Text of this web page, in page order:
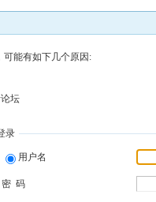
可能有如下几个原因:
坛
录
用户名
密 码